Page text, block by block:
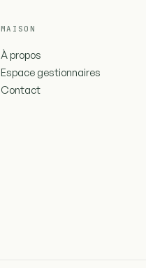
MAISON
À propos
Espace gestionnaires
Contact